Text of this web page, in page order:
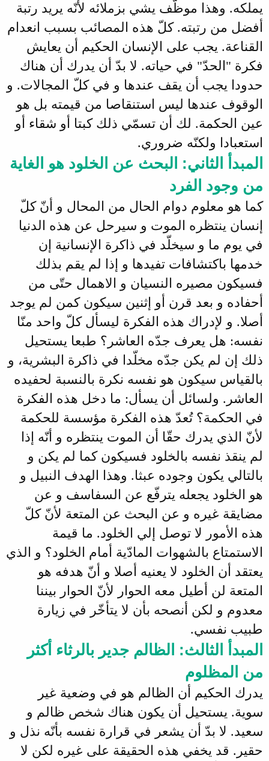
يملكه. وهذا موظّف يشي بزملائه لأنّه يريد رتبة
أفضل من رتبته. كلّ هذه المصائب بسبب انعدام
القناعة. يجب على الإنسان الحكيم أن يعايش
فكرة "الحدّ" في حياته. لا بدّ أن يدرك أن هناك
حدودا يجب أن يقف عندها و في كلّ المجالات. و
الوقوف عندها ليس استنقاصا من قيمته بل هو
عين الحكمة. لك أن تسمّي ذلك كبتا أو شقاء أو
استعبادا ولكنّه ضروري.
المبدأ الثاني: البحث عن الخلود هو الغاية
من وجود الفرد
كما هو معلوم دوام الحال من المحال و أنّ كلّ
إنسان ينتظره الموت و سيرحل عن هذه الدنيا
في يوم ما و سيخلّد في ذاكرة الإنسانية إن
خدمها باكتشافات تفيدها و إذا لم يقم بذلك
فسيكون مصيره النسيان و الاهمال حتّى من
أحفاده و بعد قرن أو إثنين سيكون كمن لم يوجد
أصلا. و لإدراك هذه الفكرة ليسأل كلّ واحد منّا
نفسه: هل يعرف جدّه العاشر؟ طبعا يستحيل
ذلك إن لم يكن جدّه مخلّدا في ذاكرة البشرية، و
بالقياس سيكون هو نفسه نكرة بالنسبة لحفيده
العاشر. ولسائل أن يسأل: ما دخل هذه الفكرة
في الحكمة؟ تُعدّ هذه الفكرة مؤسسة للحكمة
لأنّ الذي يدرك حقّا أن الموت ينتظره و أنّه إذا
لم ينقذ نفسه بالخلود فسيكون كما لم يكن و
بالتالي يكون وجوده عبثا. وهذا الهدف النبيل و
هو الخلود يجعله يترفّع عن السفاسف و عن
مضايقة غيره و عن البحث عن المتعة لأنّ كلّ
هذه الأمور لا توصل إلي الخلود. ما قيمة
الاستمتاع بالشهوات المادّية أمام الخلود؟ و الذي
يعتقد أن الخلود لا يعنيه أصلا و أنّ هدفه هو
المتعة لن أطيل معه الحوار لأنّ الحوار بيننا
معدوم و لكن أنصحه بأن لا يتأخّر في زيارة
طبيب نفسي.
المبدأ الثالث: الظالم جدير بالرثاء أكثر
من المظلوم
يدرك الحكيم أن الظالم هو في وضعية غير
سوية. يستحيل أن يكون هناك شخص ظالم و
سعيد. لا بدّ أن يشعر في قرارة نفسه بأنّه نذل و
حقير. قد يخفي هذه الحقيقة على غيره لكن لا